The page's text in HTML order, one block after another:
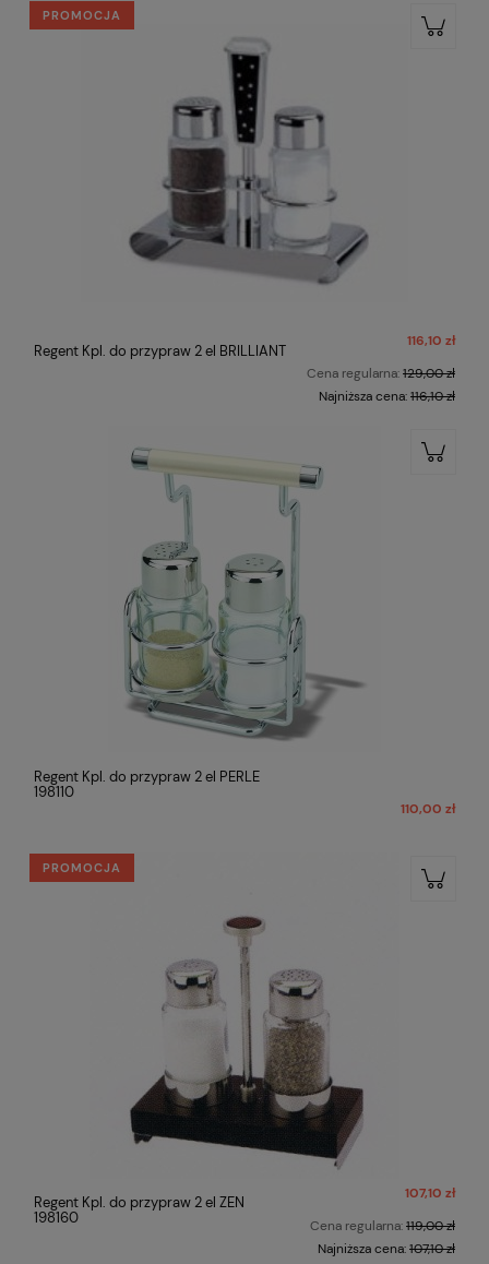
Regent Kpl. do przypraw 2 el BRILLIANT
116,10 zł
Cena regularna:129,00 zł
Najniższa cena:116,10 zł
PROMOCJA
Regent Kpl. do przypraw 2 el PERLE
198110
110,00 zł
Regent Kpl. do przypraw 2 el ZEN
198160
107,10 zł
Cena regularna:119,00 zł
Najniższa cena:107,10 zł
PROMOCJA